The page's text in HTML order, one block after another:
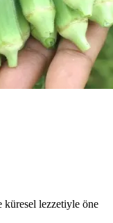
küresel lezzetiyle öne